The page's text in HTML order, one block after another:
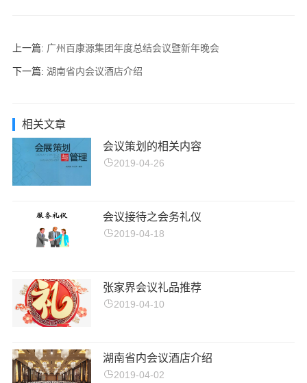
上一篇: 广州百康源集团年度总结会议暨新年晚会
下一篇: 湖南省内会议酒店介绍
相关文章
会议策划的相关内容
2019-04-26
会议接待之会务礼仪
2019-04-18
张家界会议礼品推荐
2019-04-10
湖南省内会议酒店介绍
2019-04-02